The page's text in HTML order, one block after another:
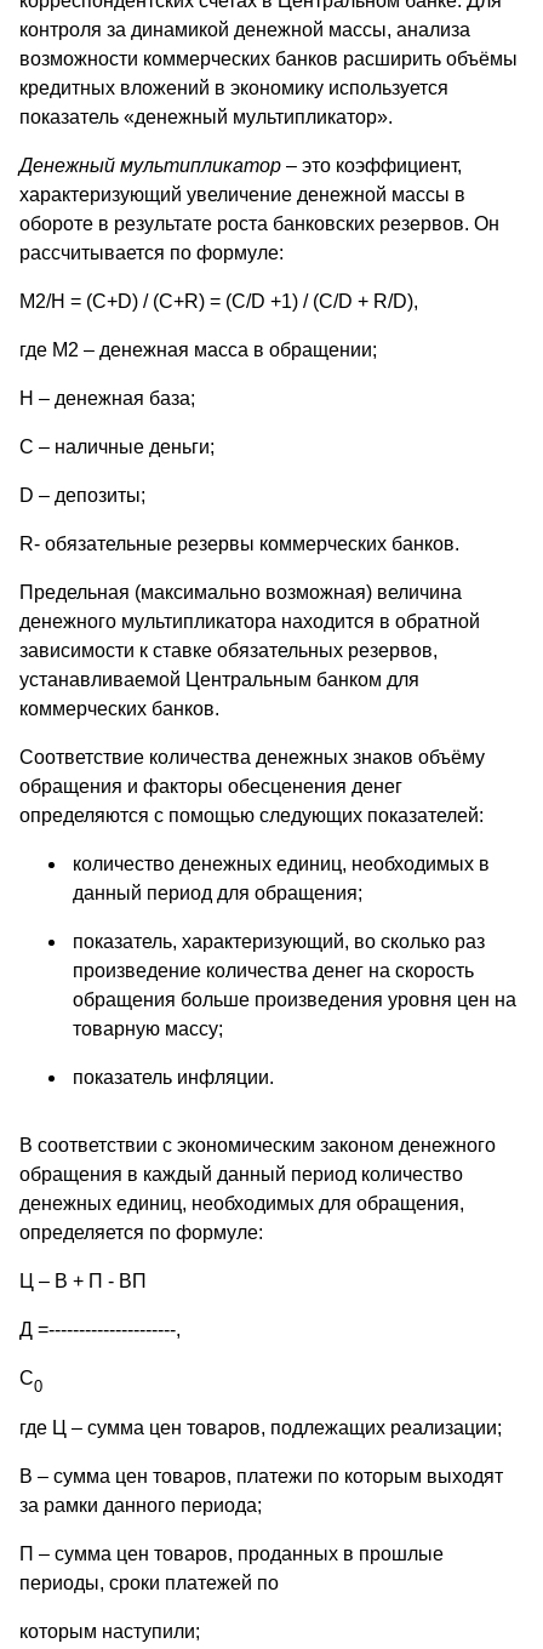
контроля за динамикой денежной массы, анализа
возможности коммерческих банков расширить объёмы
кредитных вложений в экономику используется
показатель «денежный мультипликатор».
Денежный мультипликатор – это коэффициент,
характеризующий увеличение денежной массы в
обороте в результате роста банковских резервов. Он
рассчитывается по формуле:
М2/Н = (С+D) / (C+R) = (C/D +1) / (C/D + R/D),
где М2 – денежная масса в обращении;
H – денежная база;
С – наличные деньги;
D – депозиты;
R- обязательные резервы коммерческих банков.
Предельная (максимально возможная) величина
денежного мультипликатора находится в обратной
зависимости к ставке обязательных резервов,
устанавливаемой Центральным банком для
коммерческих банков.
Соответствие количества денежных знаков объёму
обращения и факторы обесценения денег
определяются с помощью следующих показателей:
количество денежных единиц, необходимых в
данный период для обращения;
показатель, характеризующий, во сколько раз
произведение количества денег на скорость
обращения больше произведения уровня цен на
товарную массу;
показатель инфляции.
В соответствии с экономическим законом денежного
обращения в каждый данный период количество
денежных единиц, необходимых для обращения,
определяется по формуле:
Ц – В + П - ВП
Д =---------------------,
С0
где Ц – сумма цен товаров, подлежащих реализации;
В – сумма цен товаров, платежи по которым выходят
за рамки данного периода;
П – сумма цен товаров, проданных в прошлые
периоды, сроки платежей по
которым наступили;